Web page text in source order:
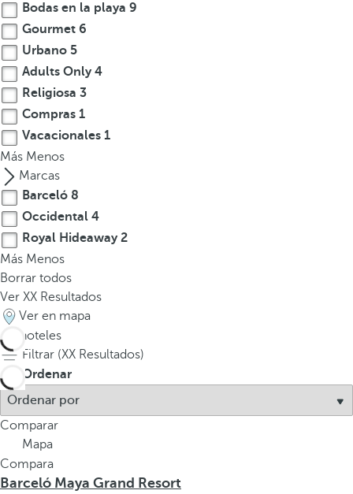
Bodas en la playa 9
Gourmet 6
Urbano 5
Adults Only4
Religiosa 3
Compras 1
Vacacionales 1
Más Menos
Marcas
Barceló 8
Occidental 4
Royal Hideaway2
Más Menos
Borrar todos
Ver XX Resultados
Ver en mapa
14
hoteles
Filtrar (XX Resultados)
Ordenar
Comparar
Mapa
Compara
Barceló Maya Grand Resort